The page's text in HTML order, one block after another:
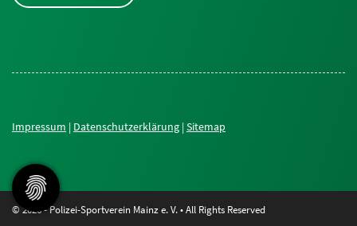
Impressum | Datenschutzerklärung |Sitemap
© 2026 - Polizei-Sportverein Mainz e. V. • All Rights Reserved